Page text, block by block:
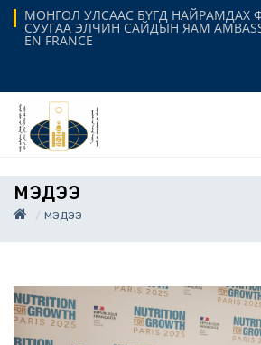
МОНГОЛ УЛСААС БҮГД НАЙРАМДАХ
СУУГАА ЭЛЧИН САЙДЫН ЯАМ
EN FRANCE
МЭДЭЭ
МЭДЭЭ